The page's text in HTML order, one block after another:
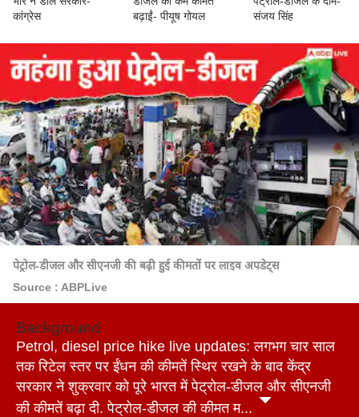
कांग्रेस
बढ़ाईं- पीयूष गोयल
संजय सिंह
पेट्रोल-डीजल और सीएनजी की बढ़ी हुई कीमतों पर लाइव अपडेट्स
Source : ABPLive
Background
Petrol, diesel price hike live updates: लगभग चार साल
तक रिटेल स्तर पर ईंधन की कीमतें स्थिर रखने के बाद केंद्र
सरकार ने शुक्रवार को पूरे भारत में पेट्रोल-डीजल और सीएनजी
की कीमतें बढ़ा दी. पेट्रोल-डीजल की कीमत म...